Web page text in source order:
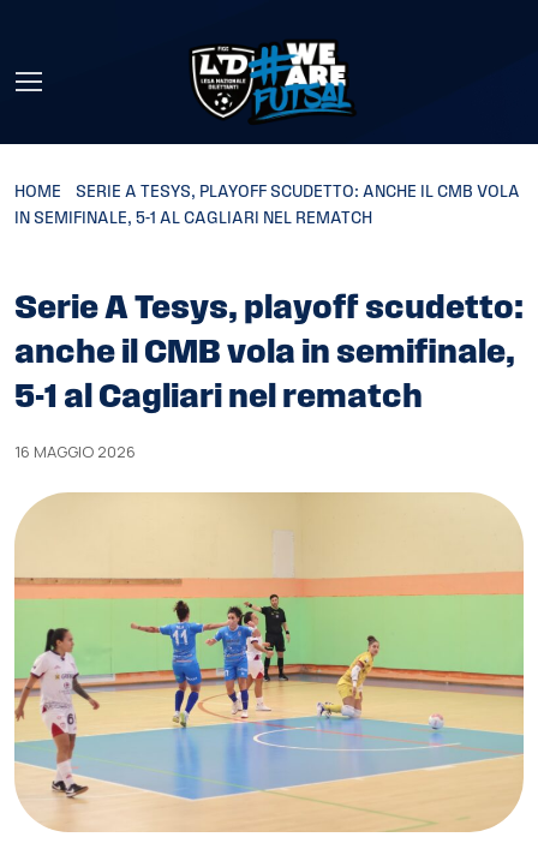
HOME
SERIE A TESYS, PLAYOFF SCUDETTO: ANCHE IL CMB VOLA
IN SEMIFINALE, 5-1 AL CAGLIARI NEL REMATCH
Serie A Tesys, playoff scudetto:
anche il CMB vola in semifinale,
5-1 al Cagliari nel rematch
16 MAGGIO 2026